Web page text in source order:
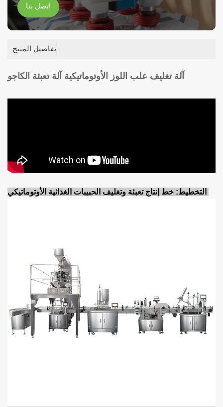
اتصل بنا
تفاصيل المنتج
آلة تغليف علب اللوز الأوتوماتيكية آلة تعبئة الكاجو